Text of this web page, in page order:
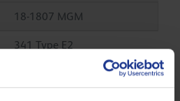
18-1807 MGM
341 Type E2